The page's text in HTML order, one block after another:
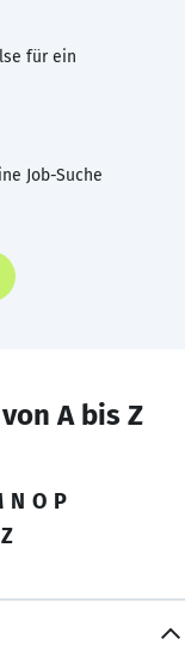
für ein
Job-Suche
A bis Z
N O P
Z